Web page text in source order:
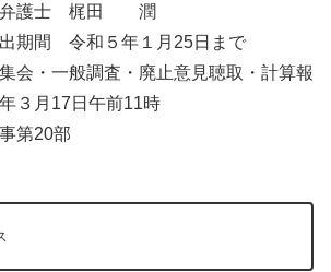
弁護士 梶田 潤
期間 令和５年１月25日まで
会・一般調査・廃止意見聴取・計算報
３月17日午前11時
第20部